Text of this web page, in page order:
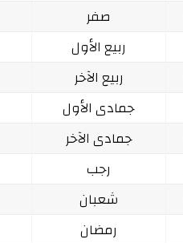
صفر
ربيع الأول
ربيع الآخر
جمادى الأول
جمادى الآخر
رجب
شعبان
رمضان